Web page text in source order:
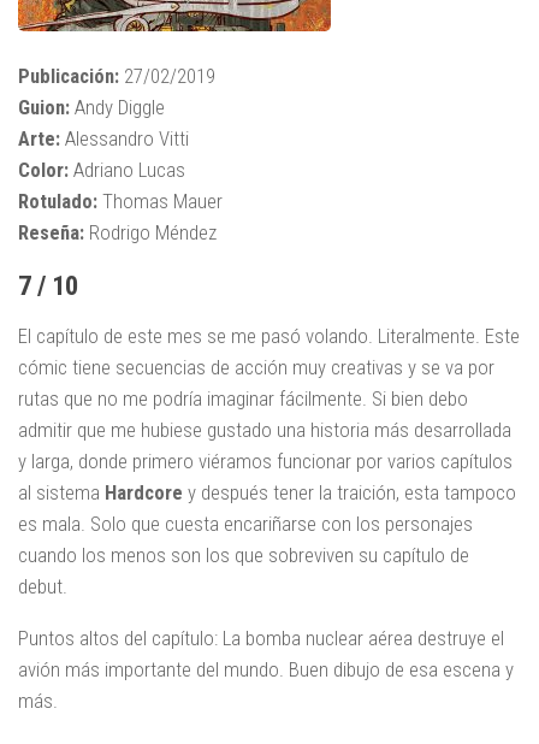
Publicación: 27/02/2019
Guion: Andy Diggle
Arte: Alessandro Vitti
Color: Adriano Lucas
Rotulado: Thomas Mauer
Reseña: Rodrigo Méndez
7 / 10
El capítulo de este mes se me pasó volando. Literalmente. Este
cómic tiene secuencias de acción muy creativas y se va por
rutas que no me podría imaginar fácilmente. Si bien debo
admitir que me hubiese gustado una historia más desarrollada
y larga, donde primero viéramos funcionar por varios capítulos
al sistema Hardcore y después tener la traición, esta tampoco
es mala. Solo que cuesta encariñarse con los personajes
cuando los menos son los que sobreviven su capítulo de
debut.
Puntos altos del capítulo: La bomba nuclear aérea destruye el
avión más importante del mundo. Buen dibujo de esa escena y
más.